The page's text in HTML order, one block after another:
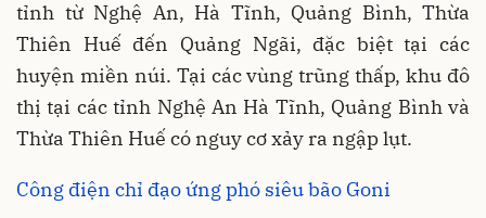
tỉnh từ Nghệ An, Hà Tĩnh, Quảng Bình, Thừa
Thiên Huế đến Quảng Ngãi, đặc biệt tại các
huyện miền núi. Tại các vùng trũng thấp, khu đô
thị tại các tỉnh Nghệ An Hà Tĩnh, Quảng Bình và
Thừa Thiên Huế có nguy cơ xảy ra ngập lụt.
Công điện chỉ đạo ứng phó siêu bão Goni